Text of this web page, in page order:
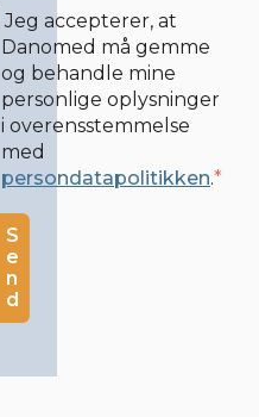
Jeg accepterer, at
Danomed må gemme
og behandle mine
personlige oplysninger
i overensstemmelse
med
persondatapolitikken.*